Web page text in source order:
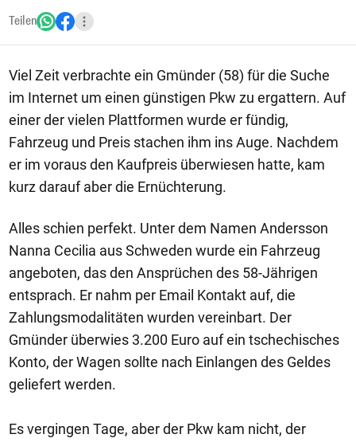
Teilen
Viel Zeit verbrachte ein Gmünder (58) für die Suche
im Internet um einen günstigen Pkw zu ergattern. Auf
einer der vielen Plattformen wurde er fündig,
Fahrzeug und Preis stachen ihm ins Auge. Nachdem
er im voraus den Kaufpreis überwiesen hatte, kam
kurz darauf aber die Ernüchterung.
Alles schien perfekt. Unter dem Namen Andersson
Nanna Cecilia aus Schweden wurde ein Fahrzeug
angeboten, das den Ansprüchen des 58-Jährigen
entsprach. Er nahm per Email Kontakt auf, die
Zahlungsmodalitäten wurden vereinbart. Der
Gmünder überwies 3.200 Euro auf ein tschechisches
Konto, der Wagen sollte nach Einlangen des Geldes
geliefert werden.
Es vergingen Tage, aber der Pkw kam nicht, der